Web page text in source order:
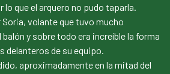
que el arquero no pudo taparla.
volante que tuvo mucho
y sobre todo era increíble la forma
delanteros de su equipo.
aproximadamente en la mitad del